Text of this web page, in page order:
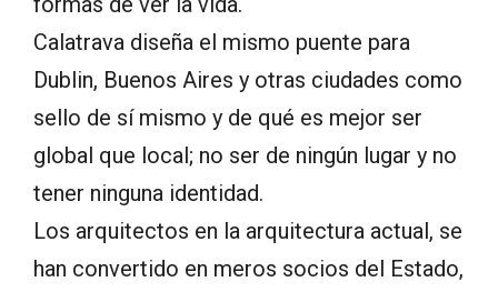
Calatrava diseña el mismo puente para
Dublin, Buenos Aires y otras ciudades como
sello de sí mismo y de qué es mejor ser
global que local; no ser de ningún lugar y no
tener ninguna identidad.
Los arquitectos en la arquitectura actual, se
han convertido en meros socios del Estado,